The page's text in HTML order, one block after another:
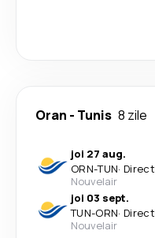
Oran - Tunis 8 zile
joi 27 aug.
ORN-TUN· Direct
Nouvelair
joi 03 sept.
TUN-ORN· Direct
Nouvelair